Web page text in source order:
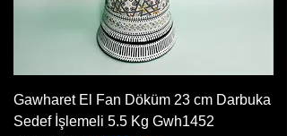
Gawharet El Fan Döküm 23 cm Darbuka
Sedef İşlemeli 5.5 Kg Gwh1452